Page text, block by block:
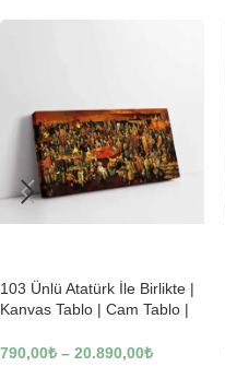
103 Ünlü Atatürk İle Birlikte |
Kanvas Tablo | Cam Tablo |
790,00₺ – 20.890,00₺